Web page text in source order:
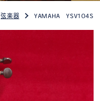
弦楽器 YAMAHA YSV104S